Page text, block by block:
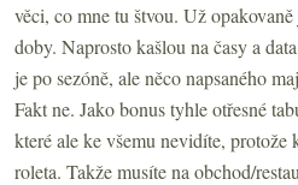
věci, co mne tu štvou. Už
doby. Naprosto kašlou na časy a
je po sezóně, ale něco napsaného
Fakt ne. Jako bonus tyhle otřesné
které ale ke všemu nevidíte, protože
roleta. Takže musíte na obchod/